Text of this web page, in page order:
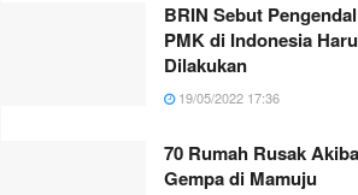
BRIN Sebut
PMK di Indonesia
Dilakukan
19/05/2022 17:36
70 Rumah Rusak
Gempa di Mamuju